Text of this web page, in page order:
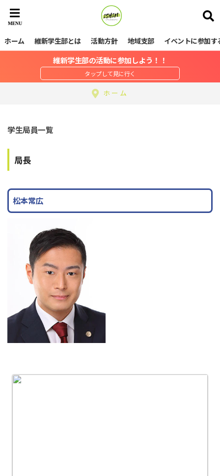
ホーム 維新学生部とは 活動方針 地域支部 イベントに参加す
維新学生部の活動に参加しよう！！
ホーム
学生局員一覧
局長
松本常広